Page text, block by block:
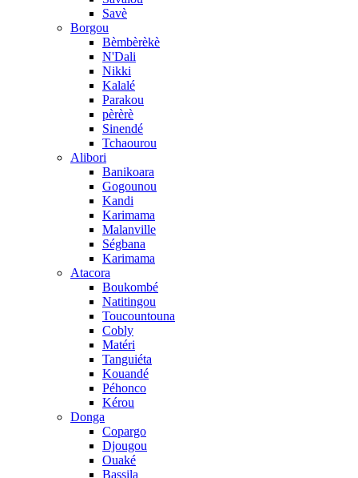
Savè
Borgou
Bèmbèrèkè
N'Dali
Nikki
Kalalé
Parakou
pèrèrè
Sinendé
Tchaourou
Alibori
Banikoara
Gogounou
Kandi
Karimama
Malanville
Ségbana
Karimama
Atacora
Boukombé
Natitingou
Toucountouna
Cobly
Matéri
Tanguiéta
Kouandé
Péhonco
Kérou
Donga
Copargo
Djougou
Ouaké
Bassila